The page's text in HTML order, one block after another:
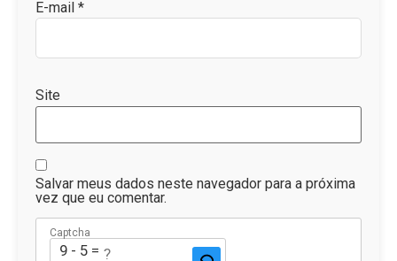
E-mail *
Site
Salvar meus dados neste navegador para a próxima
vez que eu comentar.
Captcha
9 - 5 = ?